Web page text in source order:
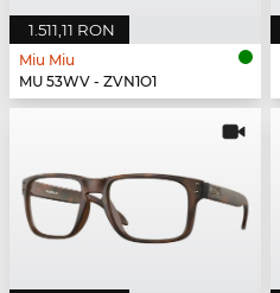
1.511,11 RON
Miu Miu
MU 53WV - ZVN1O1